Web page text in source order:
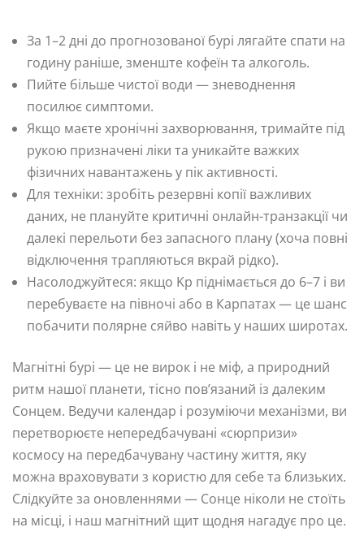
За 1–2 дні до прогнозованої бурі лягайте спати на
годину раніше, зменште кофеїн та алкоголь.
Пийте більше чистої води — зневоднення
посилює симптоми.
Якщо маєте хронічні захворювання, тримайте під
рукою призначені ліки та уникайте важких
фізичних навантажень у пік активності.
Для техніки: зробіть резервні копії важливих
даних, не плануйте критичні онлайн-транзакції чи
далекі перельоти без запасного плану (хоча повні
відключення трапляються вкрай рідко).
Насолоджуйтеся: якщо Kp піднімається до 6–7 і ви
перебуваєте на півночі або в Карпатах — це шанс
побачити полярне сяйво навіть у наших широтах.
Магнітні бурі — це не вирок і не міф, а природний
ритм нашої планети, тісно пов’язаний із далеким
Сонцем. Ведучи календар і розуміючи механізми, ви
перетворюєте непередбачувані «сюрпризи»
космосу на передбачувану частину життя, яку
можна враховувати з користю для себе та близьких.
Слідкуйте за оновленнями — Сонце ніколи не стоїть
на місці, і наш магнітний щит щодня нагадує про це.